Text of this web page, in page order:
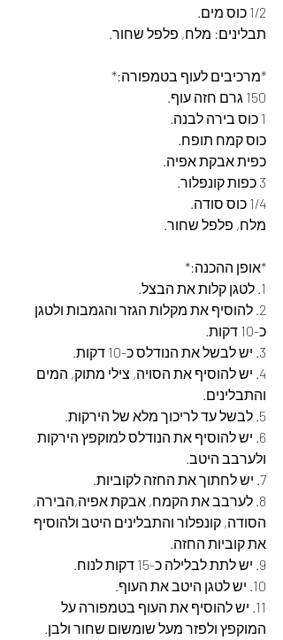
1/2 כוס מים.
תבלינים: מלח, פלפל שחור.
*מרכיבים לעוף בטמפורה:*
150 גרם חזה עוף.
1 כוס בירה לבנה.
כוס קמח תופח.
כפית אבקת אפיה.
3 כפות קונפלור.
1/4 כוס סודה.
מלח, פלפל שחור.
*אופן ההכנה:*
1. לטגן קלות את הבצל.
2. להוסיף את מקלות הגזר והגמבות ולטגן
כ-10 דקות.
3. יש לבשל את הנודלס כ-10 דקות.
4. יש להוסיף את הסויה, צילי מתוק, המים
והתבלינים.
5. לבשל עד לריכוך מלא של הירקות.
6. יש להוסיף את הנודלס למוקפץ הירקות
ולערבב היטב.
7. יש לחתוך את החזה לקוביות.
8. לערבב את הקמח, אבקת אפיה,הבירה,
הסודה, קונפלור והתבלינים היטב ולהוסיף
את קוביות החזה.
9. יש לתת לבלילה כ-15 דקות לנוח.
10. יש לטגן היטב את העוף.
11. יש להוסיף את העוף בטמפורה על
המוקפץ ולפזר מעל שומשום שחור ולבן.